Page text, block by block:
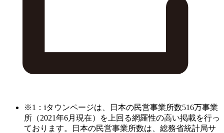
※1：iタウンページは、日本の民営事業所数516万事業
所（2021年6月現在）を上回る網羅性の高い掲載を行っ
ております。日本の民営事業所数は、総務省統計局サ